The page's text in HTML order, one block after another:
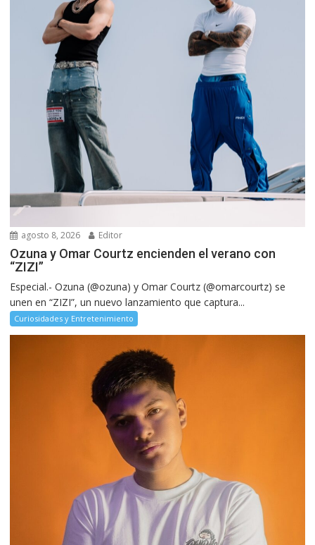
agosto 8, 2026 Editor
Ozuna y Omar Courtz encienden el verano con
“ZIZI”
Especial.- Ozuna (@ozuna) y Omar Courtz (@omarcourtz) se
unen en “ZIZI”, un nuevo lanzamiento que captura...
Curiosidades y Entretenimiento